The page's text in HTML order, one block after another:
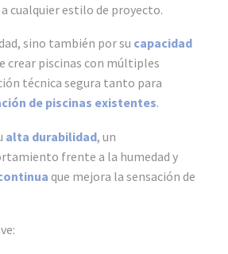
cualquier estilo de proyecto.
sino también por su capacidad
crear piscinas con múltiples
técnica segura tanto para
de piscinas existentes.
alta durabilidad, un
frente a la humedad y
que mejora la sensación de